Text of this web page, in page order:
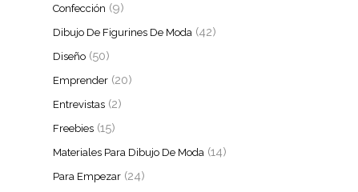
Confección (9)
Dibujo De Figurines De Moda(42)
Diseño(50)
Emprender(20)
Entrevistas(2)
Freebies(15)
Materiales Para Dibujo De Moda(14)
Para Empezar(24)